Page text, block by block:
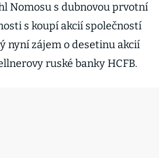
Nomosu s dubnovou prvotní
s koupí akcií společností
nyní zájem o desetinu akcií
ruské banky HCFB.